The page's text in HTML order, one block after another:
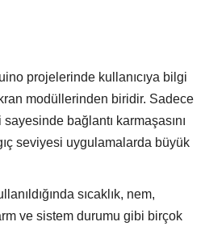
projelerinde kullanıcıya bilgi
modüllerinden biridir. Sadece
bağlantı karmaşasını
seviyesi uygulamalarda büyük
sıcaklık, nem,
ve sistem durumu gibi birçok